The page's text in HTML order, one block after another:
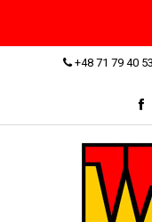
+48 71 79 40